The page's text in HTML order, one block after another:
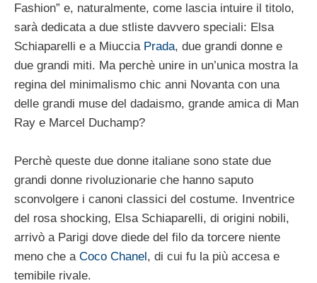
Fashion” e, naturalmente, come lascia intuire il titolo,
sarà dedicata a due stliste davvero speciali: Elsa
Schiaparelli e a Miuccia Prada, due grandi donne e
due grandi miti. Ma perchè unire in un’unica mostra la
regina del minimalismo chic anni Novanta con una
delle grandi muse del dadaismo, grande amica di Man
Ray e Marcel Duchamp?
Perchè queste due donne italiane sono state due
grandi donne rivoluzionarie che hanno saputo
sconvolgere i canoni classici del costume. Inventrice
del rosa shocking, Elsa Schiaparelli, di origini nobili,
arrivò a Parigi dove diede del filo da torcere niente
meno che a Coco Chanel, di cui fu la più accesa e
temibile rivale.